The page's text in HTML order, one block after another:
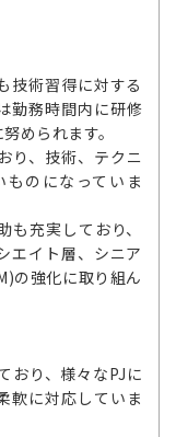
技術習得に対する
勤務時間内に研修
められます。
り、技術、テクニ
のになっていま
充実しており、
エイト層、シニア
の強化に取り組ん
おり、様々なPJに
軟に対応していま